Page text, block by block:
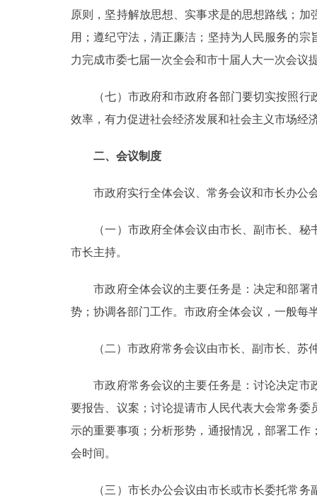
ESPAÑOL
原则，坚持解放思想、实事求是的思想路线；
用；遵纪守法，清正廉洁；坚持为人民服务的
力完成市委七届一次全会和市十届人大一次会议
（七）市政府和市政府各部门要切实按照行
效率，有力促进社会经济发展和社会主义市场经
二、会议制度
市政府实行全体会议、常务会议和市长办公
（一）市政府全体会议由市长、副市长、秘
市长主持。
市政府全体会议的主要任务是：决定和部署
势；协调各部门工作。市政府全体会议，一般每
（二）市政府常务会议由市长、副市长、苏仲
市政府常务会议的主要任务是：讨论决定市
要报告、议案；讨论提请市人民代表大会常务
示的重要事项；分析形势，通报情况，部署工
会时间。
（三）市长办公会议由市长或市长委托常务